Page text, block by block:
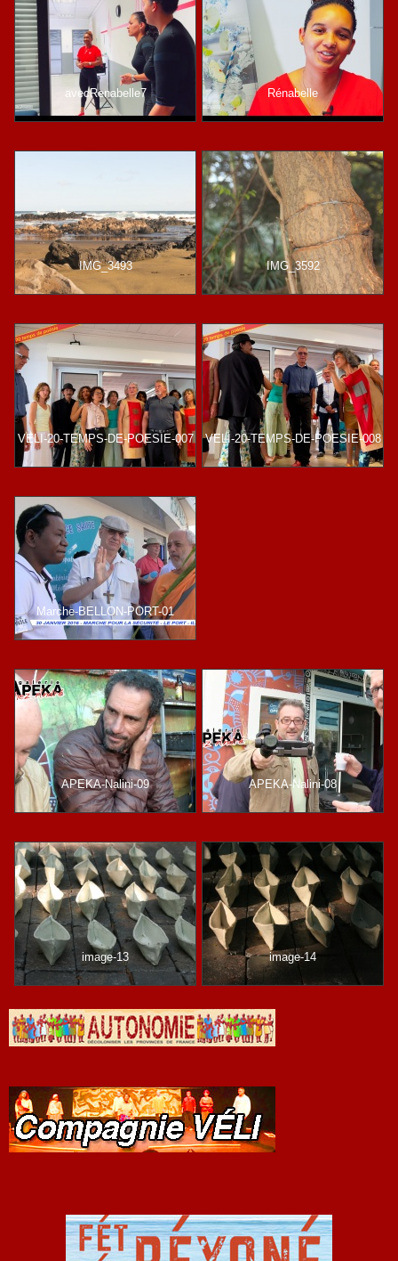
avecRenabelle7 Rénabelle
IMG_3493 IMG_3592
VELI-20-TEMPS-DE-POESIE-007 VELI-20-TEMPS-DE-POESIE-008
Marche-BELLON-PORT-01
APEKA-Nalini-09 APEKA-Nalini-08
image-13 image-14